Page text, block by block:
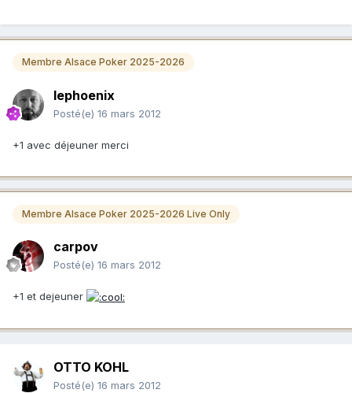
Membre Alsace Poker 2025-2026
lephoenix
Posté(e) 16 mars 2012
+1 avec déjeuner merci
Membre Alsace Poker 2025-2026 Live Only
carpov
Posté(e) 16 mars 2012
+1 et dejeuner
OTTO KOHL
Posté(e) 16 mars 2012